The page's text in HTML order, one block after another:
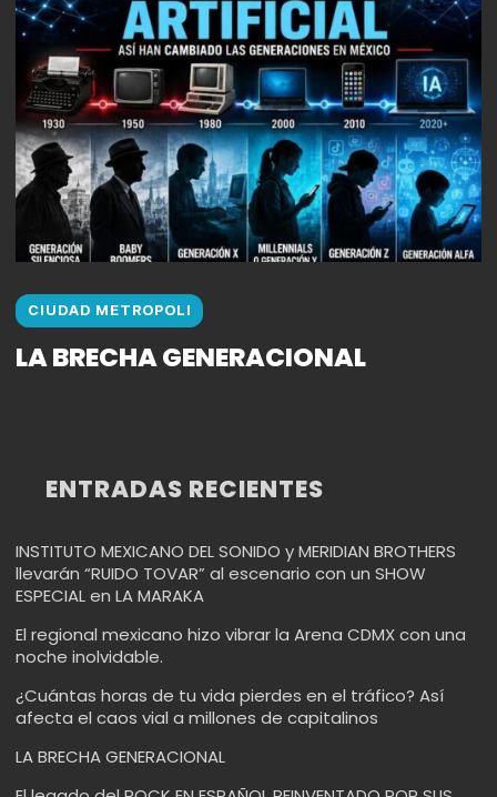
CIUDAD METROPOLI
LA BRECHA GENERACIONAL
ENTRADAS RECIENTES
INSTITUTO MEXICANO DEL SONIDO y MERIDIAN BROTHERS
llevarán “RUIDO TOVAR” al escenario con un SHOW
ESPECIAL en LA MARAKA
El regional mexicano hizo vibrar la Arena CDMX con una
noche inolvidable.
¿Cuántas horas de tu vida pierdes en el tráfico? Así
afecta el caos vial a millones de capitalinos
LA BRECHA GENERACIONAL